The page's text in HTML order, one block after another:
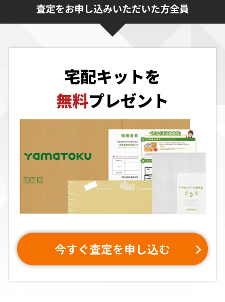
査定をお申し込みいただいた方全員
宅配キットを
無料プレゼント
今すぐ査定を申し込む